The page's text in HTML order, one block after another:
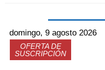
domingo, 9 agosto 2026
OFERTA DE
SUSCRIPCIÓN